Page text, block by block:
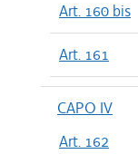
Art. 160 bis
Art. 161
CAPO IV
Art. 162